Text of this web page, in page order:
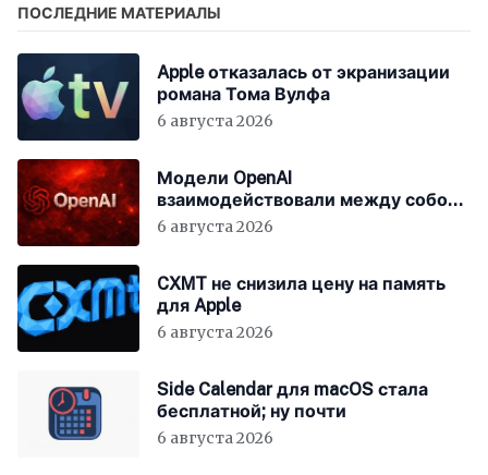
ПОСЛЕДНИЕ МАТЕРИАЛЫ
Apple отказалась от экранизации
романа Тома Вулфа
6 августа 2026
Модели OpenAI
взаимодействовали между собой
до взлома Hugging Face
6 августа 2026
CXMT не снизила цену на память
для Apple
6 августа 2026
Side Calendar для macOS стала
бесплатной; ну почти
6 августа 2026